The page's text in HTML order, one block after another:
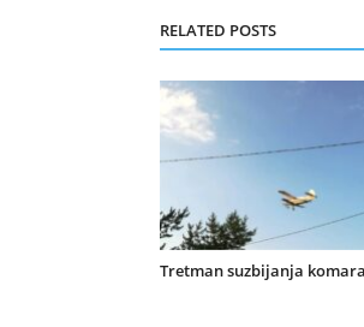
RELATED POSTS
Tretman suzbijanja